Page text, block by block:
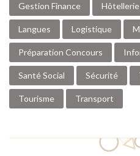
Gestion Finance Hôtellerie
Langues Logistique
Préparation Concours
Santé Social Sécurité
Tourisme Transport